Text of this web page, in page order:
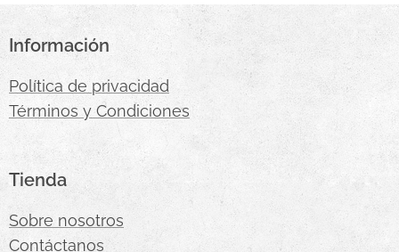
Información
Política de privacidad
Términos y Condiciones
Tienda
Sobre nosotros
Contáctanos